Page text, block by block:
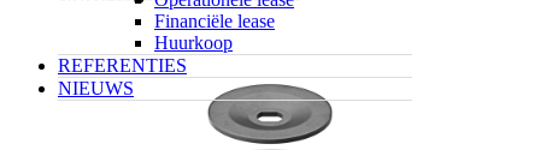
Financiële lease
Huurkoop
REFERENTIES
NIEUWS